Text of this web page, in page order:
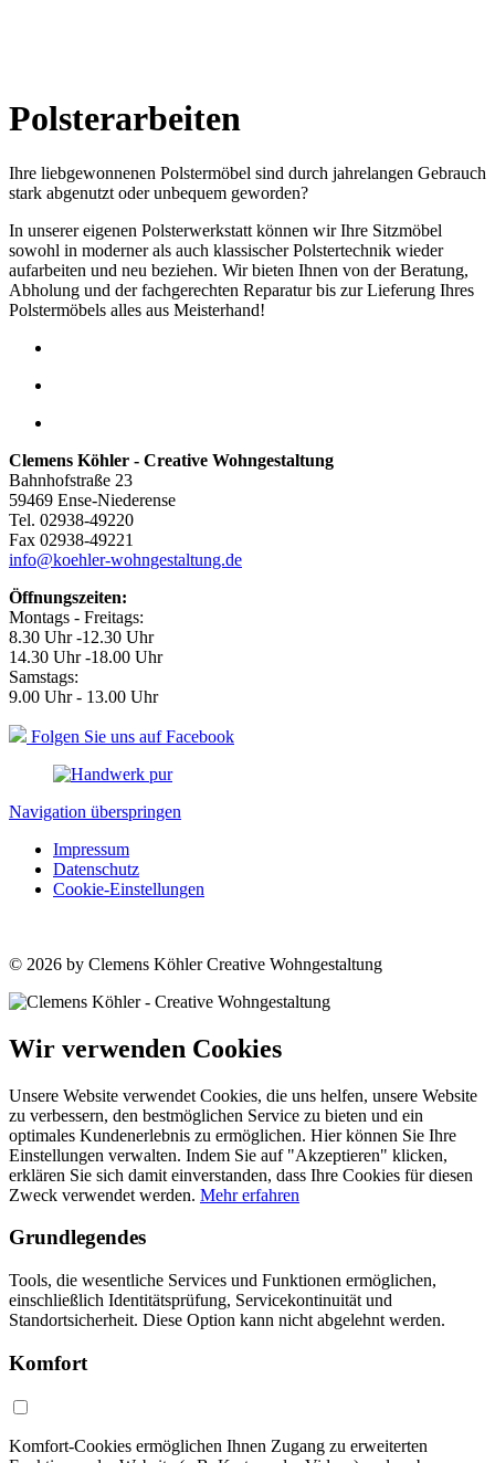
Polsterarbeiten
Ihre liebgewonnenen Polstermöbel sind durch jahrelangen Gebrauch
stark abgenutzt oder unbequem geworden?
In unserer eigenen Polsterwerkstatt können wir Ihre Sitzmöbel
sowohl in moderner als auch klassischer Polstertechnik wieder
aufarbeiten und neu beziehen. Wir bieten Ihnen von der Beratung,
Abholung und der fachgerechten Reparatur bis zur Lieferung Ihres
Polstermöbels alles aus Meisterhand!
Clemens Köhler - Creative Wohngestaltung
Bahnhofstraße 23
59469 Ense-Niederense
Tel. 02938-49220
Fax 02938-49221
info@koehler-wohngestaltung.de
Öffnungszeiten:
Montags - Freitags:
8.30 Uhr -12.30 Uhr
14.30 Uhr -18.00 Uhr
Samstags:
9.00 Uhr - 13.00 Uhr
Folgen Sie uns auf Facebook
Navigation überspringen
Impressum
Datenschutz
Cookie-Einstellungen
© 2026 by Clemens Köhler Creative Wohngestaltung
Wir verwenden Cookies
Unsere Website verwendet Cookies, die uns helfen, unsere Website
zu verbessern, den bestmöglichen Service zu bieten und ein
optimales Kundenerlebnis zu ermöglichen. Hier können Sie Ihre
Einstellungen verwalten. Indem Sie auf "Akzeptieren" klicken,
erklären Sie sich damit einverstanden, dass Ihre Cookies für diesen
Zweck verwendet werden. Mehr erfahren
Grundlegendes
Tools, die wesentliche Services und Funktionen ermöglichen,
einschließlich Identitätsprüfung, Servicekontinuität und
Standortsicherheit. Diese Option kann nicht abgelehnt werden.
Komfort
Komfort-Cookies ermöglichen Ihnen Zugang zu erweiterten